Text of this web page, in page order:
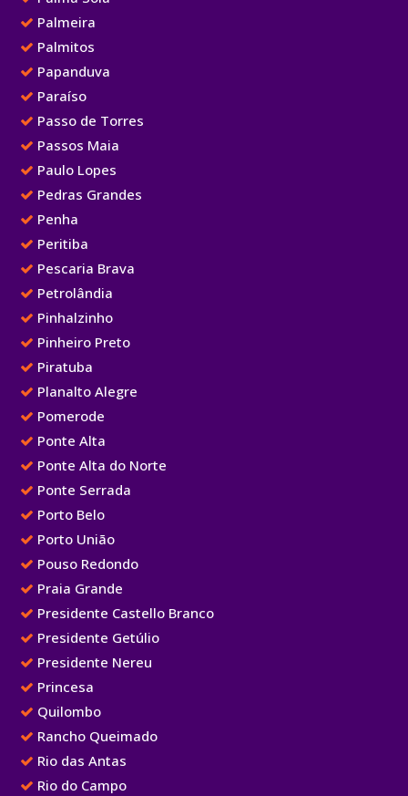
Palmeira
Palmitos
Papanduva
Paraíso
Passo de Torres
Passos Maia
Paulo Lopes
Pedras Grandes
Penha
Peritiba
Pescaria Brava
Petrolândia
Pinhalzinho
Pinheiro Preto
Piratuba
Planalto Alegre
Pomerode
Ponte Alta
Ponte Alta do Norte
Ponte Serrada
Porto Belo
Porto União
Pouso Redondo
Praia Grande
Presidente Castello Branco
Presidente Getúlio
Presidente Nereu
Princesa
Quilombo
Rancho Queimado
Rio das Antas
Rio do Campo